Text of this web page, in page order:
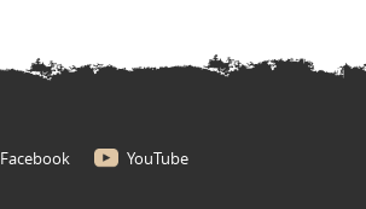
Facebook YouTube